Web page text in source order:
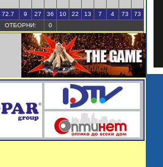
72.7 9 27 36 10 22 13 7 4 73
73
ОТБОРНИ: 0